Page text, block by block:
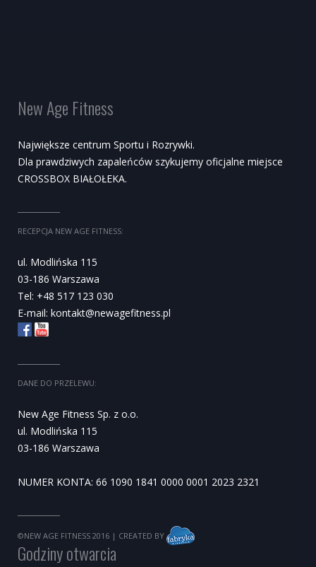
New Age Fitness
Największe centrum Sportu i Rozrywki.
Dla prawdziwych zapaleńców szykujemy oficjalne miejsce
CROSSBOX BIAŁOŁEKA.
RECEPCJA NEW AGE FITNESS:
ul. Modlińska 115
03-186 Warszawa
Tel: +48 517 123 030
E-mail: kontakt@newagefitness.pl
DANE DO PRZELEWU:
New Age Fitness Sp. z o.o.
ul. Modlińska 115
03-186 Warszawa
NUMER KONTA: 66 1090 1841 0000 0001 2023 2321
©NEW AGE FITNESS 2016 | CREATED BY
Godziny otwarcia